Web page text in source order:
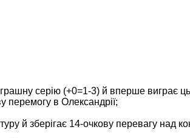
серію (+0=1-3) й вперше виграє
перемогу в Олександрії;
й зберігає 14-очкову перевагу над